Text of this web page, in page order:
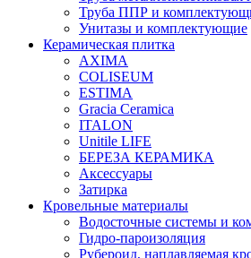
Труба ППР и
Унитазы и комплектующие
Керамическая плитка
AXIMA
COLISEUM
ESTIMA
Gracia Ceramica
ITALON
Unitile LIFE
БЕРЕЗА КЕРАМИКА
Аксессуары
Затирка
Кровельные материалы
Водосточные системы и
Гидро-пароизоляция
Рубероид, наплавляемая